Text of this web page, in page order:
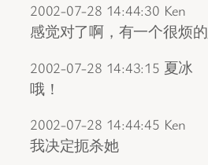
2002-07-28 14:44:30 Ken
感觉对了啊，有一个很烦
2002-07-28 14:43:15 夏冰
哦！
2002-07-28 14:44:45 Ken
我决定扼杀她